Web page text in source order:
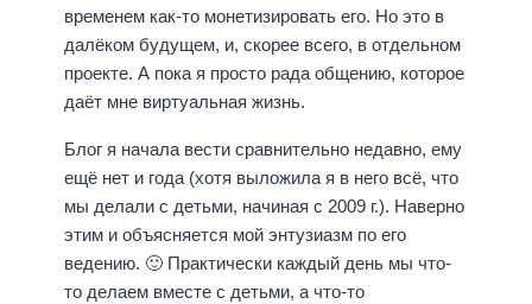
временем как-то монетизировать его. Но это в
далёком будущем, и, скорее всего, в отдельном
проекте. А пока я просто рада общению, которое
даёт мне виртуальная жизнь.
Блог я начала вести сравнительно недавно, ему
ещё нет и года (хотя выложила я в него всё, что
мы делали с детьми, начиная с 2009 г.). Наверно
этим и объясняется мой энтузиазм по его
ведению. 🙂 Практически каждый день мы что-
то делаем вместе с детьми, а что-то